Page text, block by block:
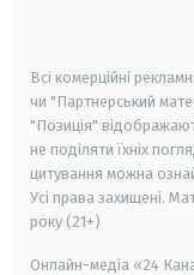
Всі комерційні
чи "Партнерський
"Позиція"
не поділяти їхніх
цитування можна
Усі права захищені.
року (21+)
Онлайн-медіа «24